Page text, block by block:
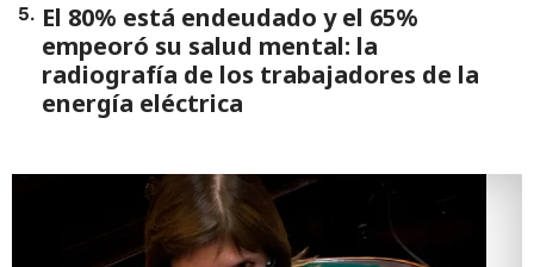
5. El 80% está endeudado y el 65%
empeoró su salud mental: la
radiografía de los trabajadores de la
energía eléctrica